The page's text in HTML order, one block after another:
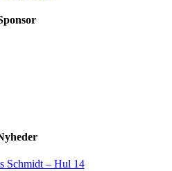
Schmidt – Hul 14